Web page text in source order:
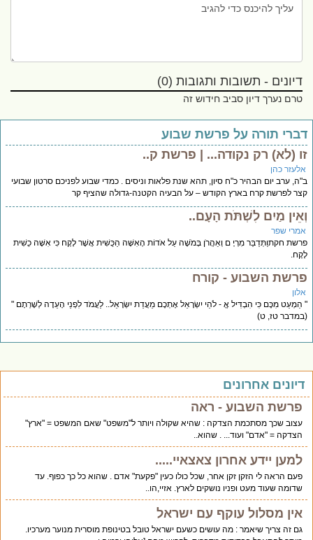
דיונים - תשובות ותגובות (0)
טרם נערך דיון סביב חידוש זה
דברי תורה על פרשת שבוע
זו (לא) רק נקודה... | פרשת ק..
אלעזר כהן
ב"ה, ערב יום הבהיר כ"ח סיון, תהא שנת פלאות וניסים . כמדי שבוע לפניכם סרטון שבועי
קצר לפרשת קרח בארץ הקודש – על הבעיה הקטנה-גדולה שהציף קר
וְאֵין מַיִם לִשְׁתֹּת הָעָם..
אמרי שפר
פרשת חקתוַתְּדַבֵּר מִרְיָ ם וְאַהֲרֹן בְּמֹשֶׁה עַל אֹדוֹת הָאִשָּׁה הַכֻּשִׁית אֲשֶׁר לָקָח כִּי אִשָּׁה כֻשִׁית
לָקָח.
פרשת השבוע - קורח
אלון
" הַמְעַט מִכֶּם כִּי הִבְדִּיל אֱ - לֹהֵי יִשְׂרָאֵל אֶתְכֶם מֵעֲדַת יִשְׂרָאֵל.. לַעֲמֹד לִפְנֵי הָעֵדָה לְשָׁרְתָם "
(במדבר טז, ט)
דיונים אחרונים
פרשת השבוע - ראה
עצוב שכך מסתכמת הצדקה : שהיא שקולה ויותר ל"משפט" שאם המשפט = "ארץ"
הצדקה = "אדם" ועוד... . שהוא..
למען יידע אחרון צאצאיי.....
פעם הראה לי הזקן זקן אחר, שכל כולו כעין "פקעת" אדם . שהוא כל כך כפוף. עד
שדומה שעוד מעט ופניו נושקים לארץ. אזיי,הו..
אין מסלול עוקף עם ישראל
גם זה צריך שיאמר : מה עושים כשעם ישראל טובל בטינופת מוסרית מנוער מערכיו.